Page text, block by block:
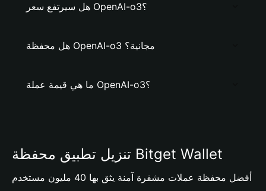
هل سيرتفع سعر OpenAI-o3؟
هل محفظة OpenAI-o3 مجانية؟
ما هي قيمة عملة OpenAI-o3؟
تنزيل تطبيق محفظة Bitget Wallet
أفضل محفظة عملات مشفرة آمنة يثق بها 40 مليون مستخدم